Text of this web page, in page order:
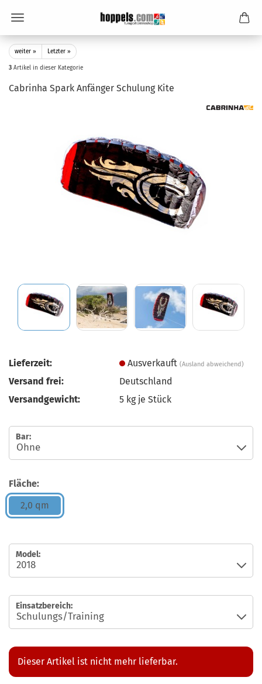
weiter » Letzter »
3 Artikel in dieser Kategorie
Cabrinha Spark Anfänger Schulung Kite
Lieferzeit: Ausverkauft(Ausland abweichend)
Versand frei:
Deutschland
Versandgewicht:
5 kg je Stück
Bar:
Fläche:
2,0 qm
Model:
Einsatzbereich:
Dieser Artikel ist nicht mehr lieferbar.